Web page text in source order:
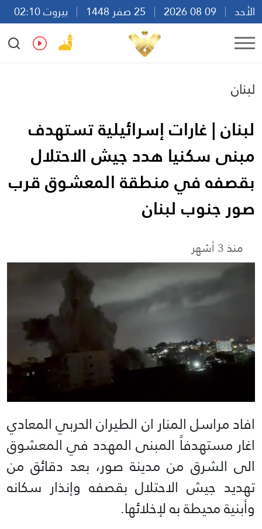
الأحد
بيروت 02:10
Ar
En Fr Es
لبنان
لبنان | غارات إسرائيلية تستهدف
مبنى سكنيا هدد جيش الاحتلال
بقصفه في منطقة المعشوق قرب
صور جنوب لبنان
منذ 3 أشهر
افاد مراسل المنار ان الطيران الحربي المعادي
اغار مستهدفاً المبنى المهدد في المعشوق
الى الشرق من مدينة صور، بعد دقائق من
تهديد جيش الاحتلال بقصفه وإنذار سكانه
وأبنية محيطة به لإخلائها.